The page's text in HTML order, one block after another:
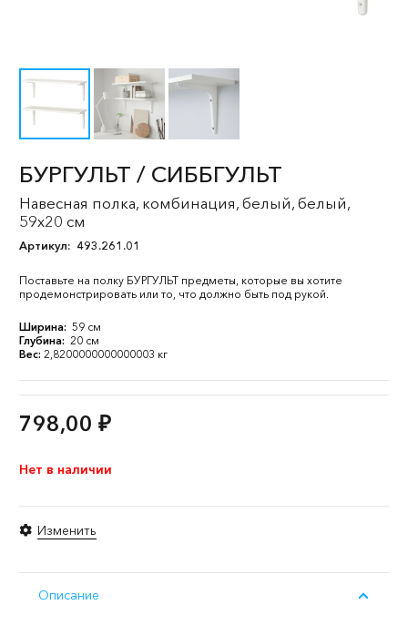
БУРГУЛЬТ / СИББГУЛЬТ
Навесная полка, комбинация, белый, белый,
59x20 см
Артикул: 493.261.01
Поставьте на полку БУРГУЛЬТ предметы, которые вы хотите
продемонстрировать или то, что должно быть под рукой.
Ширина: 59 см
Глубина: 20 см
Вес: 2,8200000000000003 кг
798,00 ₽
Нет в наличии
Изменить
Описание